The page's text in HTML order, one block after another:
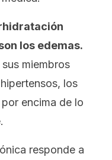
los edemas.
miembros
los
encima de lo
responde a